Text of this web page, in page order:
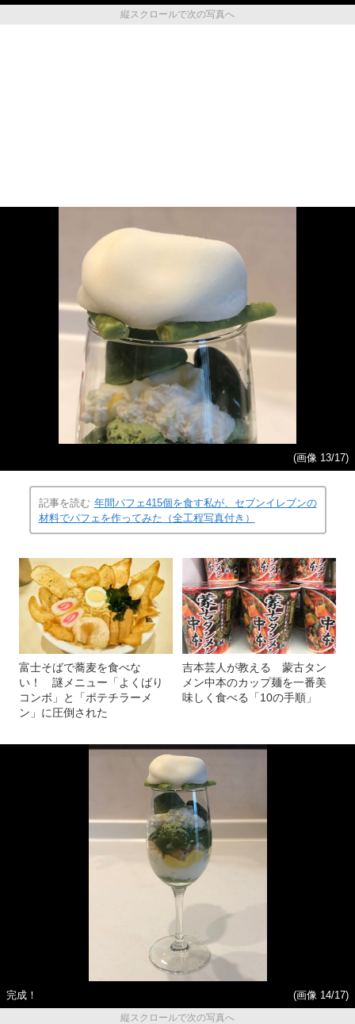
縦スクロールで次の写真へ
(画像 13/17)
記事を読む 年間パフェ415個を食す私が、セブンイレブンの
材料でパフェを作ってみた（全工程写真付き）
富士そばで蕎麦を食べな
い！ 謎メニュー「よくばり
コンボ」と「ポテチラーメ
ン」に圧倒された
吉本芸人が教える 蒙古タン
メン中本のカップ麺を一番美
味しく食べる「10の手順」
完成！
(画像 14/17)
縦スクロールで次の写真へ